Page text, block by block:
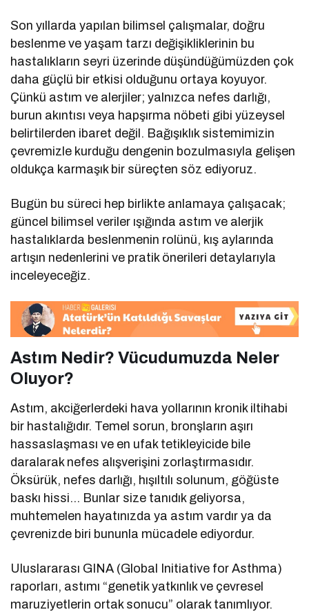
Son yıllarda yapılan bilimsel çalışmalar, doğru
beslenme ve yaşam tarzı değişikliklerinin bu
hastalıkların seyri üzerinde düşündüğümüzden çok
daha güçlü bir etkisi olduğunu ortaya koyuyor.
Çünkü astım ve alerjiler; yalnızca nefes darlığı,
burun akıntısı veya hapşırma nöbeti gibi yüzeysel
belirtilerden ibaret değil. Bağışıklık sistemimizin
çevremizle kurduğu dengenin bozulmasıyla gelişen
oldukça karmaşık bir süreçten söz ediyoruz.
Bugün bu süreci hep birlikte anlamaya çalışacak;
güncel bilimsel veriler ışığında astım ve alerjik
hastalıklarda beslenmenin rolünü, kış aylarında
artışın nedenlerini ve pratik önerileri detaylarıyla
inceleyeceğiz.
Astım Nedir? Vücudumuzda Neler
Oluyor?
Astım, akciğerlerdeki hava yollarının kronik iltihabi
bir hastalığıdır. Temel sorun, bronşların aşırı
hassaslaşması ve en ufak tetikleyicide bile
daralarak nefes alışverişini zorlaştırmasıdır.
Öksürük, nefes darlığı, hışıltılı solunum, göğüste
baskı hissi… Bunlar size tanıdık geliyorsa,
muhtemelen hayatınızda ya astım vardır ya da
çevrenizde biri bununla mücadele ediyordur.
Uluslararası GINA (Global Initiative for Asthma)
raporları, astımı “genetik yatkınlık ve çevresel
maruziyetlerin ortak sonucu” olarak tanımlıyor.